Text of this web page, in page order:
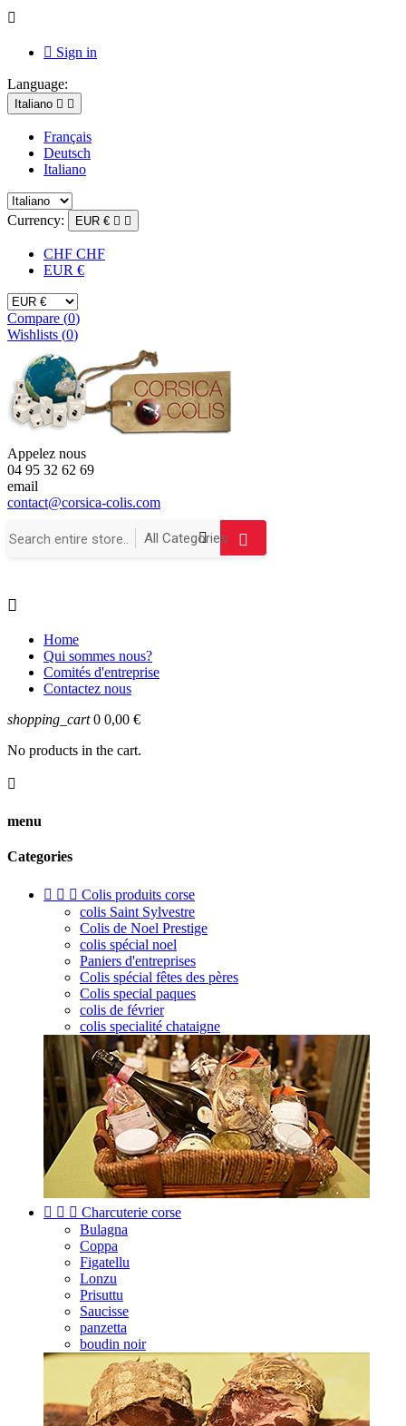

 Sign in
Language:
Italiano  
Français
Deutsch
Italiano
Currency: EUR €  
CHF CHF
EUR €
Compare (0)
Wishlists (0)
Appelez nous
04 95 32 62 69
email
contact@corsica-colis.com

Home
Qui sommes nous?
Comités d'entreprise
Contactez nous
shopping_cart 0 0,00 €
No products in the cart.

menu
Categories
   Colis produits corse
colis Saint Sylvestre
Colis de Noel Prestige
colis spécial noel
Paniers d'entreprises
Colis spécial fêtes des pères
Colis special paques
colis de février
colis specialité chataigne
   Charcuterie corse
Bulagna
Coppa
Figatellu
Lonzu
Prisuttu
Saucisse
panzetta
boudin noir